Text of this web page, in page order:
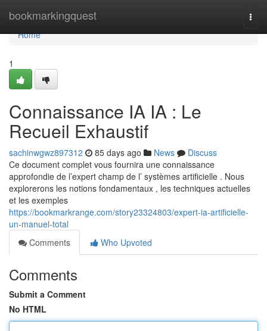
bookmarkingquest
Home
Home
1
Connaissance IA IA : Le
Recueil Exhaustif
sachinwgwz897312 85 days ago News
Discuss
Ce document complet vous fournira une connaissance
approfondie de l’expert champ de l’ systèmes artificielle . Nous
explorerons les notions fondamentaux , les techniques actuelles
et les exemples
https://bookmarkrange.com/story23324803/expert-ia-artificielle-
un-manuel-total
Comments
Who Upvoted
Comments
Submit a Comment
No HTML